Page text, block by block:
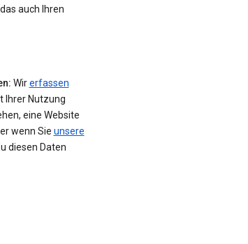
auch Ihren
Wirerfassen
Ihrer Nutzung
eine Website
wenn Sie unsere
diesen Daten